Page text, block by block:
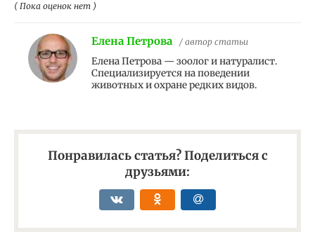
( Пока оценок нет )
Елена Петрова / автор статьи
Елена Петрова — зоолог и натуралист.
Специализируется на поведении
животных и охране редких видов.
Понравилась статья? Поделиться с
друзьями: